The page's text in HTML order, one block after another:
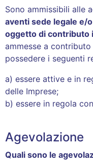
Sono ammissibili alle
aventi sede legale e/
oggetto di contributo
ammesse a
possedere i seguenti
a) essere attive e in
delle Imprese;
b) essere in regola
Agevolazione
Quali sono le